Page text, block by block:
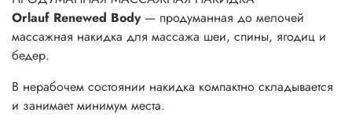
Orlauf Renewed Body — продуманная до мелочей
массажная накидка для массажа шеи, спины, ягодиц и
бедер.
В нерабочем состоянии накидка компактно складывается
и занимает минимум места.